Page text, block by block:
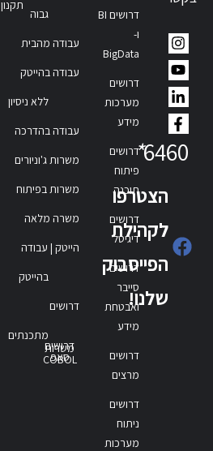
6460
*
הצטרפו
לקהילת
הפייסבוק
שלנו!
דרושים BI
ו-
BigData
דרושים
מערכות
מידע
דרושים
פיתוח
תוכנה
דרושים
דיגיטל
דרושים
סייבר
ואבטחת
מידע
דרושים
מרצים
דרושים
ניתוח
מערכות
גבוה
עבודה מהבית
עבודה בהייטק
ללא ניסיון
עבודה בהדרכה
משרות ג'וניורים
משרות בפיתוח
משרה מלאה
הייטק | עבודה
בהייטק
דרושים
מתכנתים
דרושים
סאפ
משרות
COBOL
תקנון